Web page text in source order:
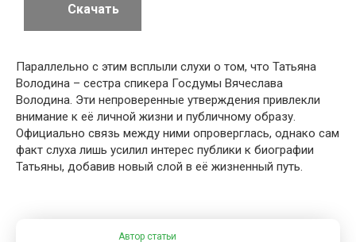
Скачать
Параллельно с этим всплыли слухи о том, что Татьяна
Володина – сестра спикера Госдумы Вячеслава
Володина. Эти непроверенные утверждения привлекли
внимание к её личной жизни и публичному образу.
Официально связь между ними опроверглась, однако сам
факт слуха лишь усилил интерес публики к биографии
Татьяны, добавив новый слой в её жизненный путь.
Автор статьи